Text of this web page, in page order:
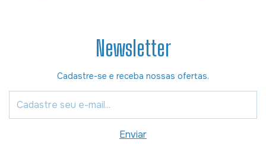
Newsletter
Cadastre-se e receba nossas ofertas.